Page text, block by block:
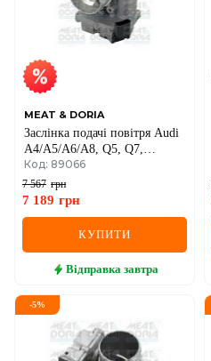
MEAT & DORIA
Заслінка подачі повітря Audi
A4/A5/A6/A8, Q5, Q7,
Touareg 2.7/3.0 TDI 2003–
Код: 89066
7 567 грн
7 189 грн
КУПИТИ
Відправка завтра
-5%